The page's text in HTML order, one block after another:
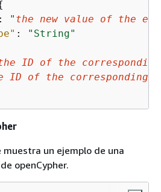
: " the new value of the
:
"String"
ID of the
ID of the corresponding "
muestra un ejemplo de una
openCypher.